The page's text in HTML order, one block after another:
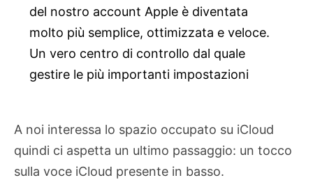
del nostro account Apple è diventata
molto più semplice, ottimizzata e veloce.
Un vero centro di controllo dal quale
gestire le più importanti impostazioni
A noi interessa lo spazio occupato su iCloud
quindi ci aspetta un ultimo passaggio: un tocco
sulla voce iCloud presente in basso.